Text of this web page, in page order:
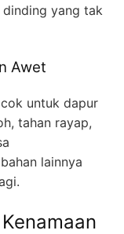
dinding yang tak
Awet
untuk dapur
tahan rayap,
lainnya